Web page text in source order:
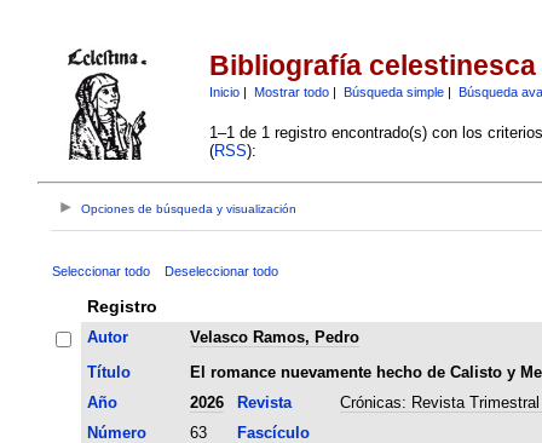
Bibliografía celestinesca
Inicio| Mostrar todo| Búsqueda simple| Búsqueda
1–1 de 1 registro encontrado(s) con los
(RSS):
Opciones de búsqueda y visualización
Seleccionar todo Deseleccionar todo
Registro
Autor
Velasco Ramos, Pedro
Título
El romance nuevamente hecho de Calisto y
Año
2026 Revista
Crónicas: Revista
Número
63
Fascículo